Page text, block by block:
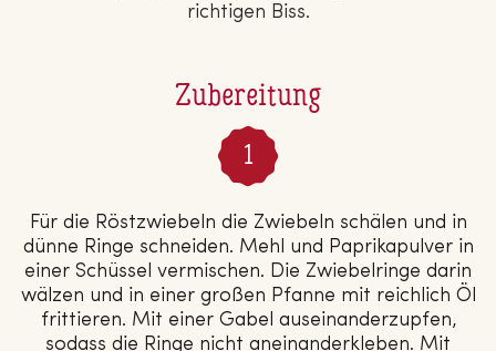
Zubereitung
Für die Röstzwiebeln die Zwiebeln schälen und in
dünne Ringe schneiden. Mehl und Paprikapulver in
einer Schüssel vermischen. Die Zwiebelringe darin
wälzen und in einer großen Pfanne mit reichlich Öl
frittieren. Mit einer Gabel auseinanderzupfen,
sodass die Ringe nicht aneinanderkleben. Mit
richtigen Biss.